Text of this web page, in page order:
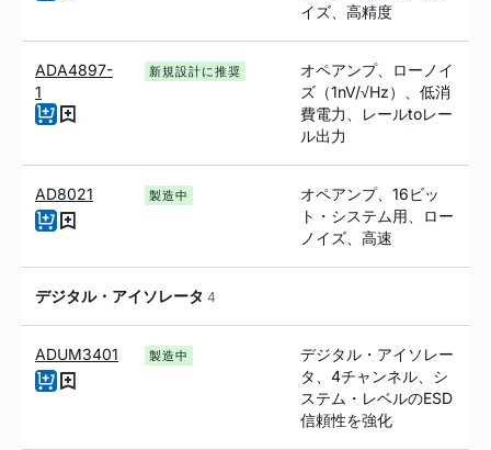
イズ、高精度
ADA4897-
1
新規設計に推奨
オペアンプ、ローノイ
ズ（1nV/√Hz）、低消
費電力、レールtoレー
ル出力
AD8021 製造中
オペアンプ、16ビッ
ト・システム用、ロー
ノイズ、高速
デジタル・アイソレータ 4
ADUM3401 製造中
デジタル・アイソレー
タ、4チャンネル、シ
ステム・レベルのESD
信頼性を強化